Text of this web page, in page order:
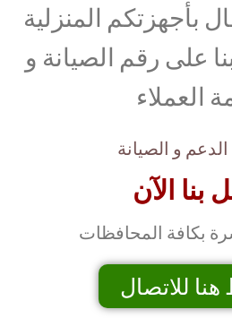
بأجهزتكم المنزلية
على رقم الصيانة و
العملاء
و الصيانة
بنا الآن
بكافة المحافظات
للاتصال